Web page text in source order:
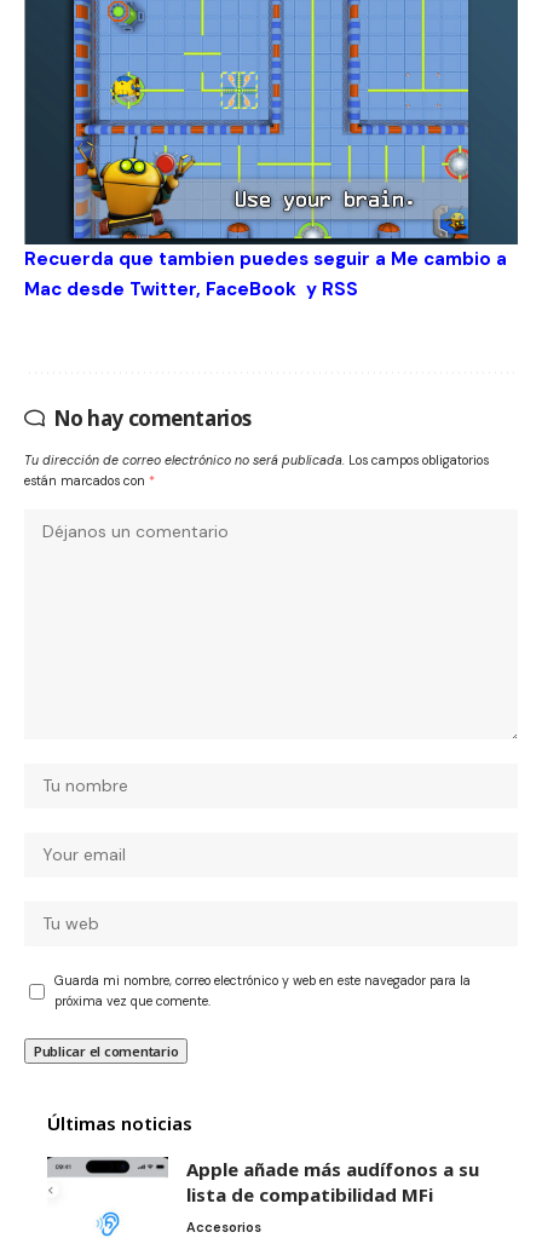
Recuerda que tambien puedes seguir a Me cambio a
Mac desde Twitter, FaceBook y RSS
No hay comentarios
Tu dirección de correo electrónico no será publicada. Los campos obligatorios
están marcados con *
Guarda mi nombre, correo electrónico y web en este navegador para la
próxima vez que comente.
Últimas noticias
Apple añade más audífonos a su
lista de compatibilidad MFi
Accesorios